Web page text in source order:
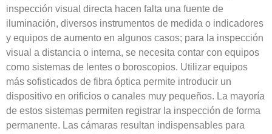
inspección visual directa hacen falta una fuente de
iluminación, diversos instrumentos de medida o indicadores
y equipos de aumento en algunos casos; para la inspección
visual a distancia o interna, se necesita contar con equipos
como sistemas de lentes o boroscopios. Utilizar equipos
más sofisticados de fibra óptica permite introducir un
dispositivo en orificios o canales muy pequeños. La mayoría
de estos sistemas permiten registrar la inspección de forma
permanente. Las cámaras resultan indispensables para